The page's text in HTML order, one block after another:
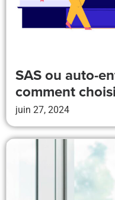
SAS ou auto-
comment
juin 27, 2024